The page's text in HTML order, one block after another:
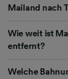
Mailand nach
Wie weit ist
entfernt?
Welche